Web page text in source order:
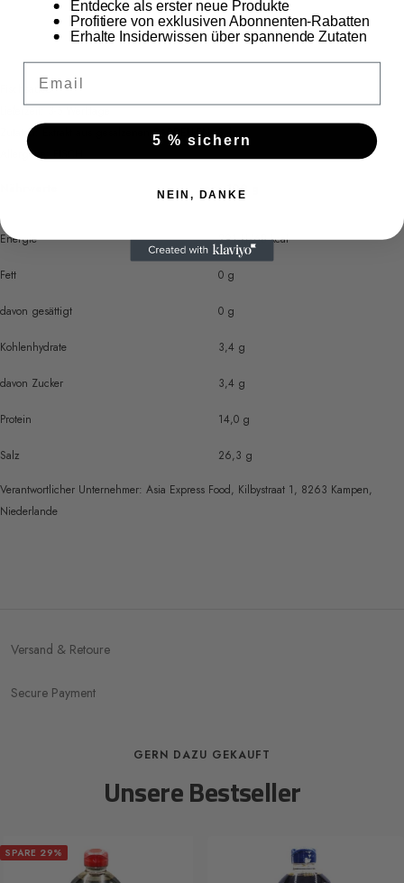
Fischsauce
Lieferzeit: 3-5 Werktage
Zutaten: Extrakt aus gesalzenen SARDELLEN, Salz
Allergene: FISCH
pro 100 g
Energie 291 kJ/68 kcal
Fett 0 g
davon gesättigt 0 g
Kohlenhydrate 3,4 g
davon Zucker 3,4 g
Protein 14,0 g
Salz 26,3 g
Verantwortlicher Unternehmer: Asia Express Food, Kilbystraat 1, 8263 Kampen,
Niederlande
Versand & Retoure
Secure Payment
GERN DAZU GEKAUFT
Unsere Bestseller
SPARE 29%
Entdecke als erster neue Produkte
Profitiere von exklusiven Abonnenten-Rabatten
Erhalte Insiderwissen über spannende Zutaten
5 % sichern
NEIN, DANKE